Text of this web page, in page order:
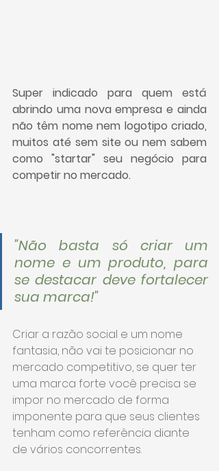
Super indicado para quem está
abrindo uma nova empresa e ainda
não têm nome nem logotipo criado,
muitos até sem site ou nem sabem
como "startar" seu negócio para
competir no mercado.
"Não basta só criar um
nome e um produto, para
se destacar deve fortalecer
sua marca!"
Criar a razão social e um nome
fantasia, não vai te posicionar no
mercado competitivo, se quer ter
uma marca forte você precisa se
impor no mercado de forma
imponente para que seus clientes
tenham como referência diante
de vários concorrentes.